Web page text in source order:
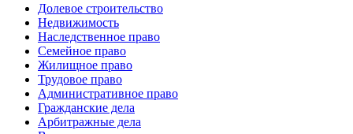
Долевое строительство
Недвижимость
Наследственное право
Семейное право
Жилищное право
Трудовое право
Административное право
Гражданские дела
Арбитражные дела